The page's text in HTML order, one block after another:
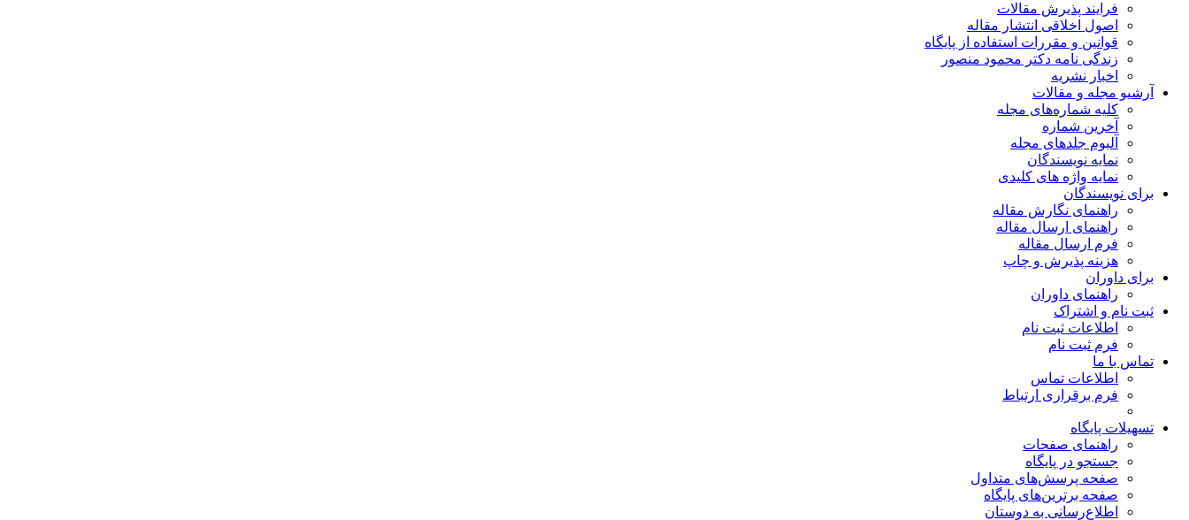
فرایند پذیرش مقالات
اصول اخلاقی انتشار مقاله
قوانین و مقررات استفاده از پایگاه
زندگی نامه دکتر محمود منصور
اخبار نشریه
آرشیو مجله و مقالات
کلیه شماره‌های مجله
آخرین شماره
آلبوم جلدهای مجله
نمایه نویسندگان
نمایه واژه های کلیدی
برای نویسندگان
راهنمای نگارش مقاله
راهنمای ارسال مقاله
فرم ارسال مقاله
هزینه پذیرش و چاپ
برای داوران
راهنمای داوران
ثبت نام و اشتراک
اطلاعات ثبت نام
فرم ثبت نام
تماس با ما
اطلاعات تماس
فرم برقراری ارتباط
تسهیلات پایگاه
راهنمای صفحات
جستجو در پایگاه
صفحه پرسش‌های متداول
صفحه برترین‌های پایگاه
اطلاع‌رسانی به دوستان